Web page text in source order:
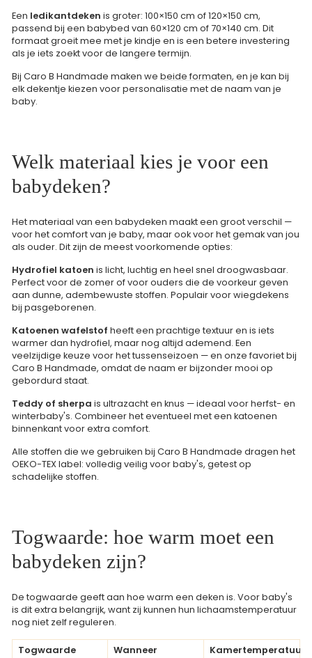
Een ledikantdeken is groter: 100×150 cm of 120×150 cm,
passend bij een babybed van 60×120 cm of 70×140 cm. Dit
formaat groeit mee met je kindje en is een betere investering
als je iets zoekt voor de langere termijn.
Bij Caro B Handmade maken we beide formaten, en je kan bij
elk dekentje kiezen voor personalisatie met de naam van je
baby.
Welk materiaal kies je voor een
babydeken?
Het materiaal van een babydeken maakt een groot verschil —
voor het comfort van je baby, maar ook voor het gemak van jou
als ouder. Dit zijn de meest voorkomende opties:
Hydrofiel katoen is licht, luchtig en heel snel droogwasbaar.
Perfect voor de zomer of voor ouders die de voorkeur geven
aan dunne, adembewuste stoffen. Populair voor wiegdekens
bij pasgeborenen.
Katoenen wafelstof heeft een prachtige textuur en is iets
warmer dan hydrofiel, maar nog altijd ademend. Een
veelzijdige keuze voor het tussenseizoen — en onze favoriet bij
Caro B Handmade, omdat de naam er bijzonder mooi op
gebordurd staat.
Teddy of sherpa is ultrazacht en knus — ideaal voor herfst- en
winterbaby's. Combineer het eventueel met een katoenen
binnenkant voor extra comfort.
Alle stoffen die we gebruiken bij Caro B Handmade dragen het
OEKO-TEX label: volledig veilig voor baby's, getest op
schadelijke stoffen.
Togwaarde: hoe warm moet een
babydeken zijn?
De togwaarde geeft aan hoe warm een deken is. Voor baby's
is dit extra belangrijk, want zij kunnen hun lichaamstemperatuur
nog niet zelf reguleren.
Togwaarde Wanneer Kamertemperatuur